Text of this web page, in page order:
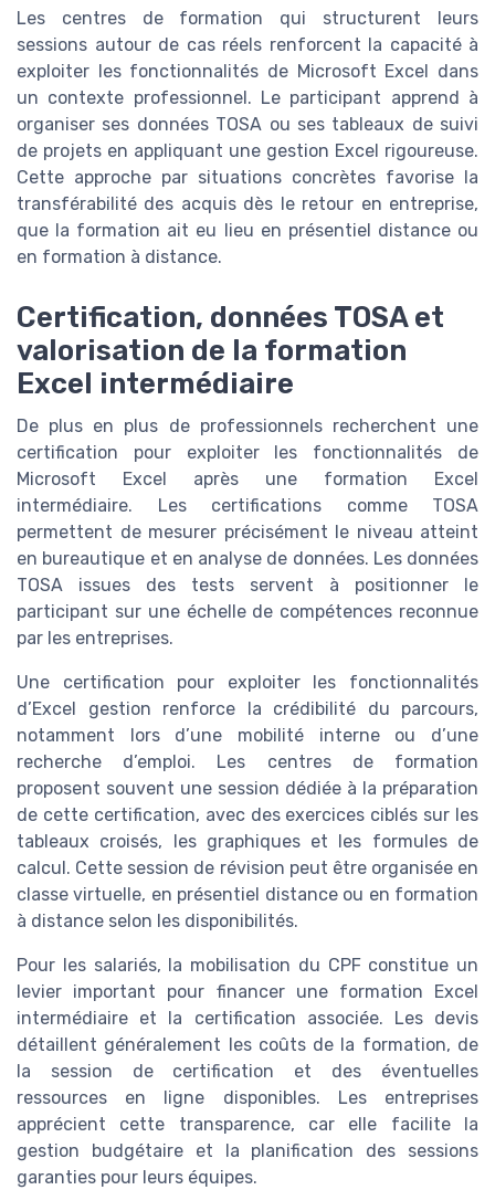
Les centres de formation qui structurent leurs
sessions autour de cas réels renforcent la capacité à
exploiter les fonctionnalités de Microsoft Excel dans
un contexte professionnel. Le participant apprend à
organiser ses données TOSA ou ses tableaux de suivi
de projets en appliquant une gestion Excel rigoureuse.
Cette approche par situations concrètes favorise la
transférabilité des acquis dès le retour en entreprise,
que la formation ait eu lieu en présentiel distance ou
en formation à distance.
Certification, données TOSA et
valorisation de la formation
Excel intermédiaire
De plus en plus de professionnels recherchent une
certification pour exploiter les fonctionnalités de
Microsoft Excel après une formation Excel
intermédiaire. Les certifications comme TOSA
permettent de mesurer précisément le niveau atteint
en bureautique et en analyse de données. Les données
TOSA issues des tests servent à positionner le
participant sur une échelle de compétences reconnue
par les entreprises.
Une certification pour exploiter les fonctionnalités
d’Excel gestion renforce la crédibilité du parcours,
notamment lors d’une mobilité interne ou d’une
recherche d’emploi. Les centres de formation
proposent souvent une session dédiée à la préparation
de cette certification, avec des exercices ciblés sur les
tableaux croisés, les graphiques et les formules de
calcul. Cette session de révision peut être organisée en
classe virtuelle, en présentiel distance ou en formation
à distance selon les disponibilités.
Pour les salariés, la mobilisation du CPF constitue un
levier important pour financer une formation Excel
intermédiaire et la certification associée. Les devis
détaillent généralement les coûts de la formation, de
la session de certification et des éventuelles
ressources en ligne disponibles. Les entreprises
apprécient cette transparence, car elle facilite la
gestion budgétaire et la planification des sessions
garanties pour leurs équipes.